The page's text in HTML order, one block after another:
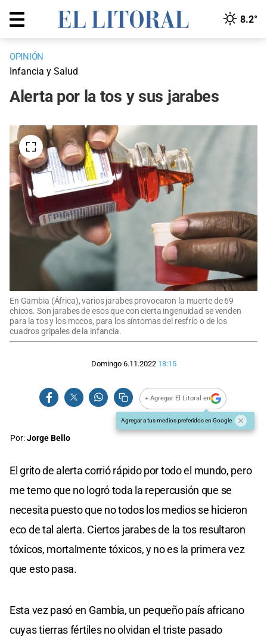
8.2°
OPINIÓN
Infancia y Salud
Alerta por la tos y sus jarabes
En Gambia (África), varios jarabes provocaron la muerte de 69
chicos. Son jarabes de esos que con cierta ingenuidad se venden
para la tos y los mocos, para los síntomas del resfrío o de los
cuadros gripales de la infancia.
Domingo 6.11.2022 18:15
+ Agregar El Litoral en
Agregar a tus medios preferidos en Google
Por:Jorge Bello
El grito de alerta corrió rápido por todo el mundo, pero
me temo que no logró toda la repercusión que se
necesita puesto que no todos los medios se hicieron
eco de tal alerta. Ciertos jarabes de la tos resultaron
tóxicos, mortalmente tóxicos, y no es la primera vez
que esto pasa.
Esta vez pasó en Gambia, un pequeño país africano
cuyas tierras fértiles no olvidan el triste pasado